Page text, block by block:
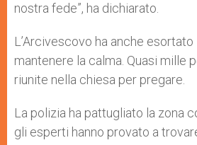
nostra fede”, ha dichiarato.
L’Arcivescovo ha anche esortato
mantenere la calma. Quasi mille
riunite nella chiesa per pregare.
La polizia ha pattugliato la zona
gli esperti hanno provato a